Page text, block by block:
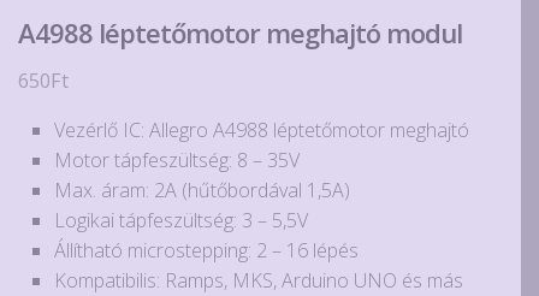
A4988 léptetőmotor meghajtó modul
650Ft
Vezérlő IC: Allegro A4988 léptetőmotor meghajtó
Motor tápfeszültség: 8 – 35V
Max. áram: 2A (hűtőbordával 1,5A)
Logikai tápfeszültség: 3 – 5,5V
Állítható microstepping: 2 – 16 lépés
Kompatibilis: Ramps, MKS, Arduino UNO és más